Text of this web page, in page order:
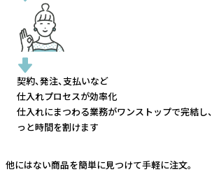
契約、発注、支払いなど
仕入れプロセスが効率化
仕入れにまつわる業務がワンストップで完結し、
っと時間を割けます
他にはない商品を簡単に見つけて手軽に注文。